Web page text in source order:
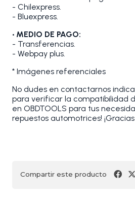
- Chilexpress.
- Bluexpress.
• MEDIO DE PAGO:
- Transferencias.
- Webpay plus.
* Imágenes referenciales
No dudes en contactarnos
para verificar la compatibilidad
en OBDTOOLS para tus
repuestos automotrices!
Compartir este producto